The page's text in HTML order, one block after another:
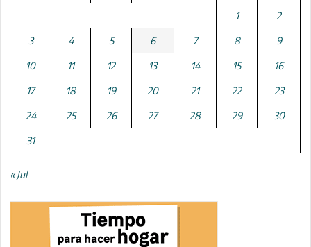
1 2
3 4 5 6 7 8 9
10 11 12 13 14 15 16
17 18 19 20 21 22 23
24 25 26 27 28 29 30
31
« Jul